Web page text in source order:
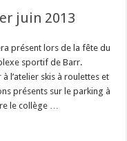
juin 2013
présent lors de la fête du
sportif de Barr.
l’atelier skis à roulettes et
présents sur le parking à
le collège …